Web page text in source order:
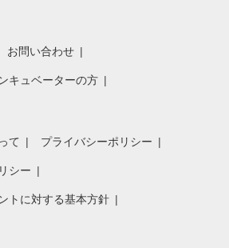
お問い合わせ
キュベーターの方
て プライバシーポリシー
シー
トに対する基本方針